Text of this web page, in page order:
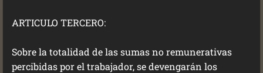
ARTICULO TERCERO:
Sobre la totalidad de las sumas no remunerativas
percibidas por el trabajador, se devengarán los